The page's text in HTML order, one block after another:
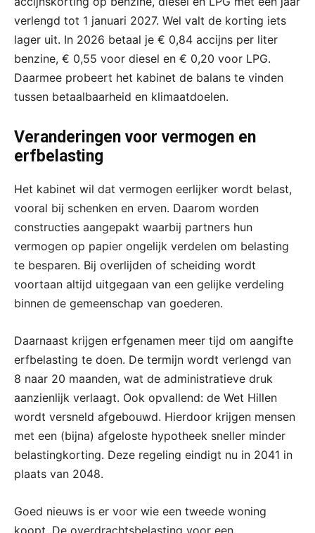
verlengd tot 1 januari 2027. Wel valt de korting iets
lager uit. In 2026 betaal je € 0,84 accijns per liter
benzine, € 0,55 voor diesel en € 0,20 voor LPG.
Daarmee probeert het kabinet de balans te vinden
tussen betaalbaarheid en klimaatdoelen.
Veranderingen voor vermogen en
erfbelasting
Het kabinet wil dat vermogen eerlijker wordt belast,
vooral bij schenken en erven. Daarom worden
constructies aangepakt waarbij partners hun
vermogen op papier ongelijk verdelen om belasting
te besparen. Bij overlijden of scheiding wordt
voortaan altijd uitgegaan van een gelijke verdeling
binnen de gemeenschap van goederen.
Daarnaast krijgen erfgenamen meer tijd om aangifte
erfbelasting te doen. De termijn wordt verlengd van
8 naar 20 maanden, wat de administratieve druk
aanzienlijk verlaagt. Ook opvallend: de Wet Hillen
wordt versneld afgebouwd. Hierdoor krijgen mensen
met een (bijna) afgeloste hypotheek sneller minder
belastingkorting. Deze regeling eindigt nu in 2041 in
plaats van 2048.
Goed nieuws is er voor wie een tweede woning